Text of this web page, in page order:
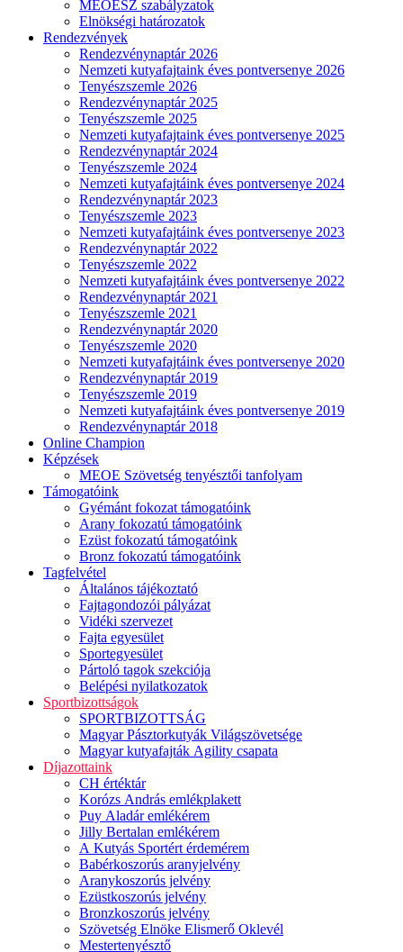
MEOESZ szabályzatok
Elnökségi határozatok
Rendezvények
Rendezvénynaptár 2026
Nemzeti kutyafajtaink éves pontversenye 2026
Tenyészszemle 2026
Rendezvénynaptár 2025
Tenyészszemle 2025
Nemzeti kutyafajtaink éves pontversenye 2025
Rendezvénynaptár 2024
Tenyészszemle 2024
Nemzeti kutyafajtáink éves pontversenye 2024
Rendezvénynaptár 2023
Tenyészszemle 2023
Nemzeti kutyafajtáink éves pontversenye 2023
Rendezvénynaptár 2022
Tenyészszemle 2022
Nemzeti kutyafajtáink éves pontversenye 2022
Rendezvénynaptár 2021
Tenyészszemle 2021
Rendezvénynaptár 2020
Tenyészszemle 2020
Nemzeti kutyafajtáink éves pontversenye 2020
Rendezvénynaptár 2019
Tenyészszemle 2019
Nemzeti kutyafajtáink éves pontversenye 2019
Rendezvénynaptár 2018
Online Champion
Képzések
MEOE Szövetség tenyésztői tanfolyam
Támogatóink
Gyémánt fokozat támogatóink
Arany fokozatú támogatóink
Ezüst fokozatú támogatóink
Bronz fokozatú támogatóink
Tagfelvétel
Általános tájékoztató
Fajtagondozói pályázat
Vidéki szervezet
Fajta egyesület
Sportegyesület
Pártoló tagok szekciója
Belépési nyilatkozatok
Sportbizottságok
SPORTBIZOTTSÁG
Magyar Pásztorkutyák Világszövetsége
Magyar kutyafajták Agility csapata
Díjazottaink
CH értéktár
Korózs András emlékplakett
Puy Aladár emlékérem
Jilly Bertalan emlékérem
A Kutyás Sportért érdemérem
Babérkoszorús aranyjelvény
Aranykoszorús jelvény
Ezüstkoszorús jelvény
Bronzkoszorús jelvény
Szövetség Elnöke Elismerő Oklevél
Mestertenyésztő